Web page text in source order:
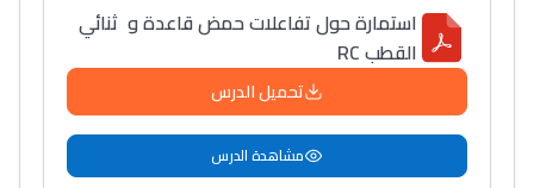
استمارة حول تفاعلات حمض قاعدة و ثنائي
القطب RC
تحميل الدرس
مشاهدة الدرس